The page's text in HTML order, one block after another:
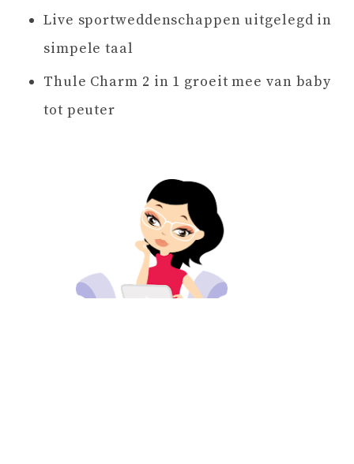
Live sportweddenschappen uitgelegd in
simpele taal
Thule Charm 2 in 1 groeit mee van baby
tot peuter